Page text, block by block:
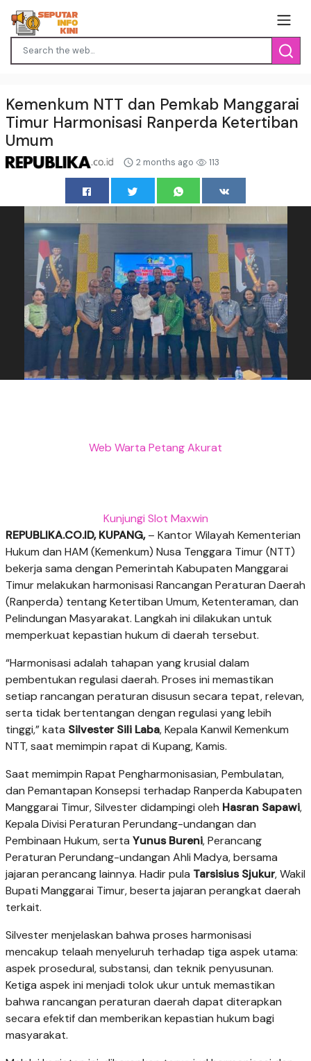
Kemenkum NTT dan Pemkab Manggarai
Timur Harmonisasi Ranperda Ketertiban
Umum
2 months ago 113
Web Warta Petang Akurat
Kunjungi Slot Maxwin
REPUBLIKA.CO.ID, KUPANG,– Kantor Wilayah Kementerian
Hukum dan HAM (Kemenkum) Nusa Tenggara Timur (NTT)
bekerja sama dengan Pemerintah Kabupaten Manggarai
Timur melakukan harmonisasi Rancangan Peraturan Daerah
(Ranperda) tentang Ketertiban Umum, Ketenteraman, dan
Pelindungan Masyarakat. Langkah ini dilakukan untuk
memperkuat kepastian hukum di daerah tersebut.
“Harmonisasi adalah tahapan yang krusial dalam
pembentukan regulasi daerah. Proses ini memastikan
setiap rancangan peraturan disusun secara tepat, relevan,
serta tidak bertentangan dengan regulasi yang lebih
tinggi,” kata Silvester Sili Laba, Kepala Kanwil Kemenkum
NTT, saat memimpin rapat di Kupang, Kamis.
Saat memimpin Rapat Pengharmonisasian, Pembulatan,
dan Pemantapan Konsepsi terhadap Ranperda Kabupaten
Manggarai Timur, Silvester didampingi oleh Hasran Sapawi,
Kepala Divisi Peraturan Perundang-undangan dan
Pembinaan Hukum, serta Yunus Bureni, Perancang
Peraturan Perundang-undangan Ahli Madya, bersama
jajaran perancang lainnya. Hadir pula Tarsisius Sjukur, Wakil
Bupati Manggarai Timur, beserta jajaran perangkat daerah
terkait.
Silvester menjelaskan bahwa proses harmonisasi
mencakup telaah menyeluruh terhadap tiga aspek utama:
aspek prosedural, substansi, dan teknik penyusunan.
Ketiga aspek ini menjadi tolok ukur untuk memastikan
bahwa rancangan peraturan daerah dapat diterapkan
secara efektif dan memberikan kepastian hukum bagi
masyarakat.